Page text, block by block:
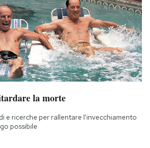
la morte
e ricerche per rallentare l'invecchiamento
possibile